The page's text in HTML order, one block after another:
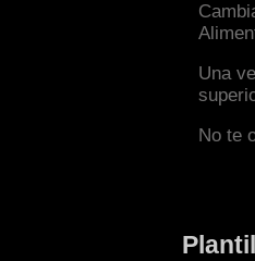
Una
No te